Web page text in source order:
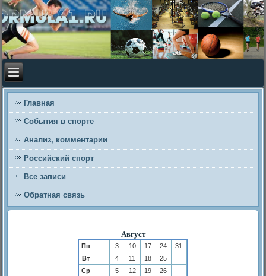
Главная
События в спорте
Анализ, комментарии
Российский спорт
Все записи
Обратная связь
Август
Пн 3 10 17 24
31
Вт
4 11 18
25
Ср
5 12 19
26